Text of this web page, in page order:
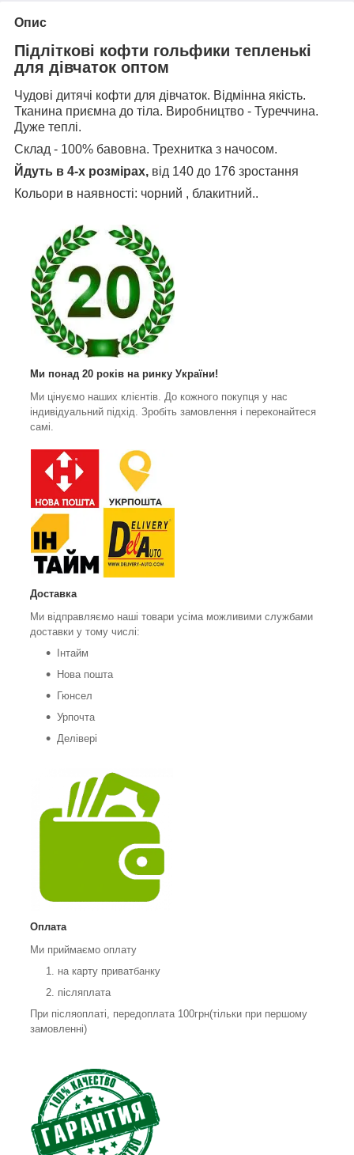
Опис
Підліткові кофти гольфики тепленькі
для дівчаток оптом
Чудові дитячі кофти для дівчаток. Відмінна якість.
Тканина приємна до тіла. Виробництво - Туреччина.
Дуже теплі.
Склад - 100% бавовна. Трехнитка з начосом.
Йдуть в 4-х розмірах, від 140 до 176 зростання
Кольори в наявності: чорний , блакитний..
Ми понад 20 років на ринку України!
Ми цінуємо наших клієнтів. До кожного покупця у нас
індивідуальний підхід. Зробіть замовлення і переконайтеся
самі.
Доставка
Ми відправляємо наші товари усіма можливими службами
доставки у тому числі:
Інтайм
Нова пошта
Гюнсел
Урпочта
Делівері
Оплата
Ми приймаємо оплату
на карту приватбанку
післяплата
При післяоплаті, передоплата 100грн(тільки при першому
замовленні)